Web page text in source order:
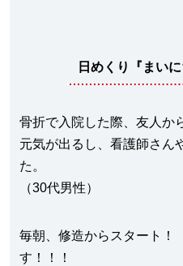
日めくり『まい
骨折で入院した際、友人か
元気が出るし、看護師さん
た。
（30代男性）
毎朝、修造からスタート
す！！！